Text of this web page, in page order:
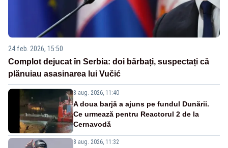
24 feb. 2026, 15:50
Complot dejucat în Serbia: doi bărbați, suspectați că
plănuiau asasinarea lui Vučić
8 aug. 2026, 11:40
A doua barjă a ajuns pe fundul Dunării.
Ce urmează pentru Reactorul 2 de la
Cernavodă
8 aug. 2026, 11:32